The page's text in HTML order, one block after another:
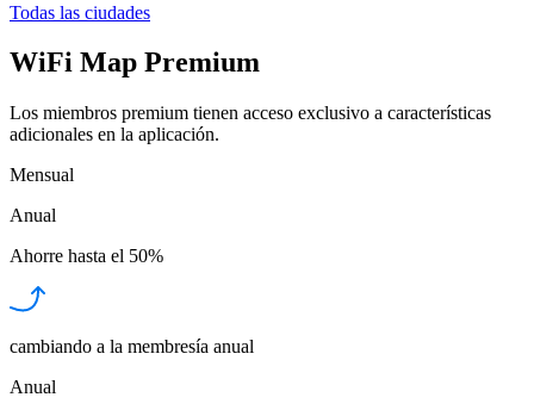
Todas las ciudades
WiFi Map Premium
Los miembros premium tienen acceso exclusivo a características
adicionales en la aplicación.
Mensual
Anual
Ahorre hasta el 50%
cambiando a la membresía anual
Anual